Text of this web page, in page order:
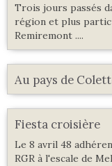
Trois jours passés
région et plus
Remiremont ....
Au pays de
Fiesta croisière
Le 8 avril 48
RGR à l'escale de